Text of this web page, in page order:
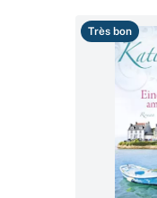
Très bon